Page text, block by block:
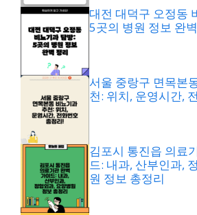
대전 대덕구 오정동
5곳의 병원 정보 완
서울 중랑구 면목본
천: 위치, 운영시간,
김포시 통진읍 의료
드: 내과, 산부인과,
원 정보 총정리